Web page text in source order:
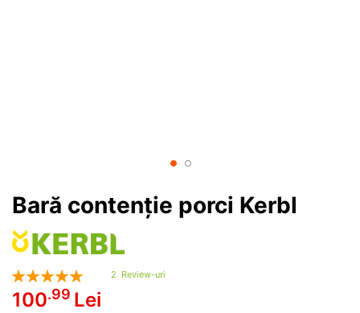
Bară contenție porci Kerbl
Rating:
100
% of100
2 Review-uri
100.99 Lei